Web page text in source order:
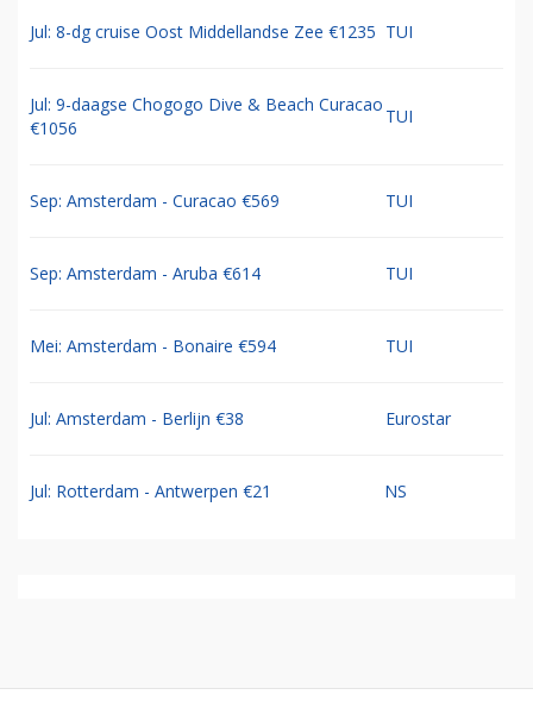
Jul: 8-dg cruise Oost Middellandse Zee €1235 TUI
Jul: 9-daagse Chogogo Dive & Beach Curacao
€1056
TUI
Sep: Amsterdam - Curacao €569 TUI
Sep: Amsterdam - Aruba €614 TUI
Mei: Amsterdam - Bonaire €594 TUI
Jul: Amsterdam - Berlijn €38 Eurostar
Jul: Rotterdam - Antwerpen €21 NS